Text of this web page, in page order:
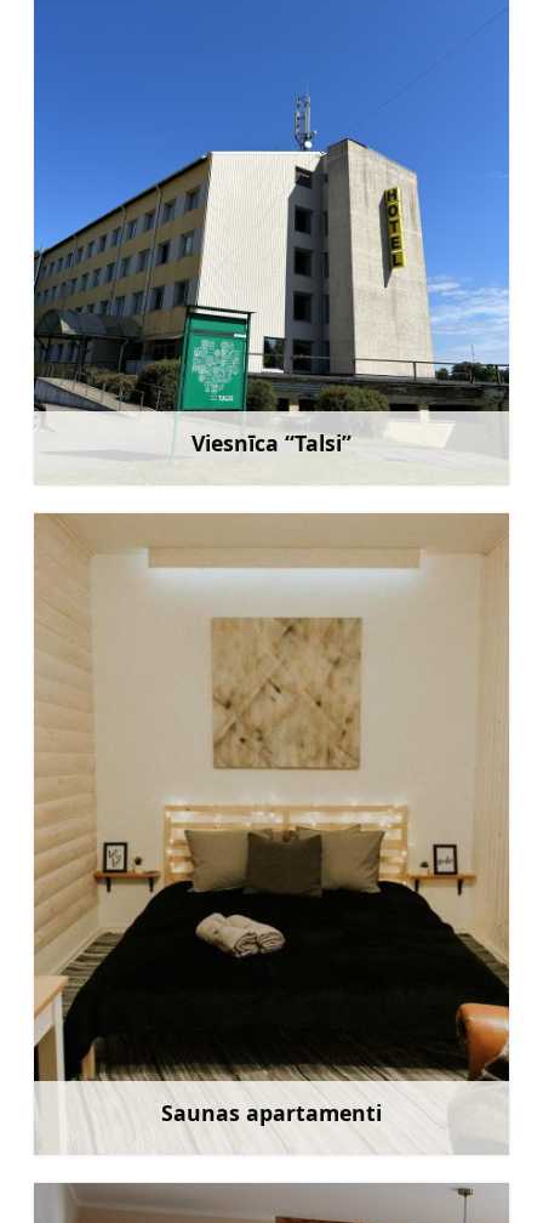
Viesnīca “Talsi”
Uzzināt vairāk
Saunas apartamenti
Uzzināt vairāk